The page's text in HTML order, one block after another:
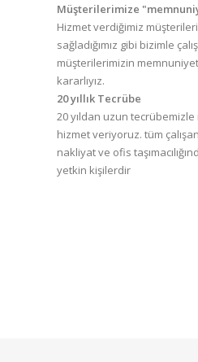
Müşterilerimize
Hizmet verdiğimiz
sağladığımız gibi bizimle
müşterilerimizin
kararlıyız.
20 yıllık Tecrübe
20 yıldan uzun
hizmet veriyoruz. tüm
nakliyat ve ofis
yetkin kişilerdir